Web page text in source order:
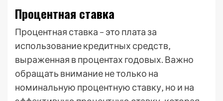
Процентная ставка
Процентная ставка – это плата за
использование кредитных средств‚
выраженная в процентах годовых. Важно
обращать внимание не только на
номинальную процентную ставку‚ но и на